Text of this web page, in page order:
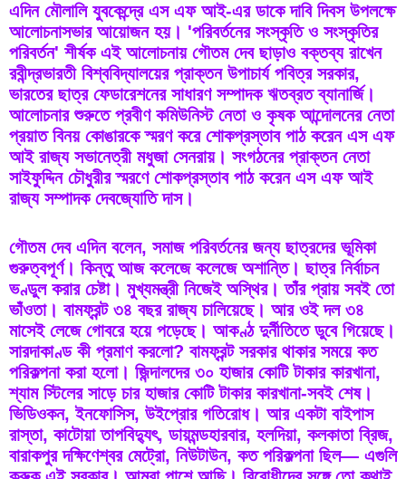
এদিন মৌলালি যুবকেন্দ্রে এস এফ আই-এর ডাকে দাবি দিবস উপলক্ষে
আলোচনাসভার আয়োজন হয়। 'পরিবর্তনের সংস্কৃতি ও সংস্কৃতির
পরিবর্তন' শীর্ষক এই আলোচনায় গৌতম দেব ছাড়াও বক্তব্য রাখেন
রবীন্দ্রভারতী বিশ্ববিদ্যালয়ের প্রাক্তন উপাচার্য পবিত্র সরকার,
ভারতের ছাত্র ফেডারেশনের সাধারণ সম্পাদক ঋতব্রত ব্যানার্জি।
আলোচনার শুরুতে প্রবীণ কমিউনিস্ট নেতা ও কৃষক আন্দোলনের নেতা
প্রয়াত বিনয় কোঙারকে স্মরণ করে শোকপ্রস্তাব পাঠ করেন এস এফ
আই রাজ্য সভানেত্রী মধুজা সেনরায়। সংগঠনের প্রাক্তন নেতা
সাইফুদ্দিন চৌধুরীর স্মরণে শোকপ্রস্তাব পাঠ করেন এস এফ আই
রাজ্য সম্পাদক দেবজ্যোতি দাস।
গৌতম দেব এদিন বলেন, সমাজ পরিবর্তনের জন্য ছাত্রদের ভূমিকা
গুরুত্বপূর্ণ। কিন্তু আজ কলেজে কলেজে অশান্তি। ছাত্র নির্বাচন
ভণ্ডুল করার চেষ্টা। মুখ্যমন্ত্রী নিজেই অস্থির। তাঁর প্রায় সবই তো
ভাঁওতা। বামফ্রন্ট ৩৪ বছর রাজ্য চালিয়েছে। আর ওই দল ৩৪
মাসেই লেজে গোবরে হয়ে পড়েছে। আকণ্ঠ দুর্নীতিতে ডুবে গিয়েছে।
সারদাকাণ্ড কী প্রমাণ করলো? বামফ্রন্ট সরকার থাকার সময়ে কত
পরিকল্পনা করা হলো। জিন্দালদের ৩০ হাজার কোটি টাকার কারখানা,
শ্যাম স্টিলের সাড়ে চার হাজার কোটি টাকার কারখানা-সবই শেষ।
ভিডিওকন, ইনফোসিস, উইপ্রোর গতিরোধ। আর একটা বাইপাস
রাস্তা, কাটোয়া তাপবিদ্যুৎ, ডায়মন্ডহারবার, হলদিয়া, কলকাতা ব্রিজ,
বারাকপুর দক্ষিণেশ্বর মেট্রো, নিউটাউন, কত পরিকল্পনা ছিল— এগুলি